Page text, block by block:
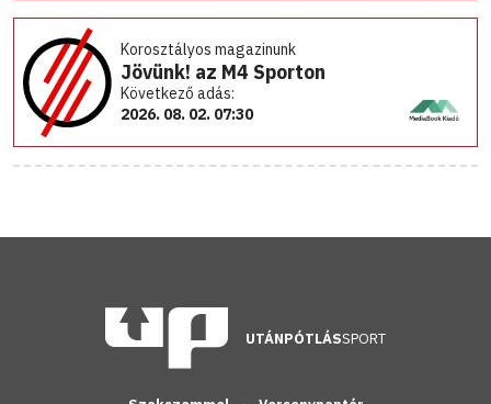
Korosztályos magazinunk
Jövünk! az M4 Sporton
Következő adás:
2026. 08. 02. 07:30
UTÁNPÓTLÁSSPORT